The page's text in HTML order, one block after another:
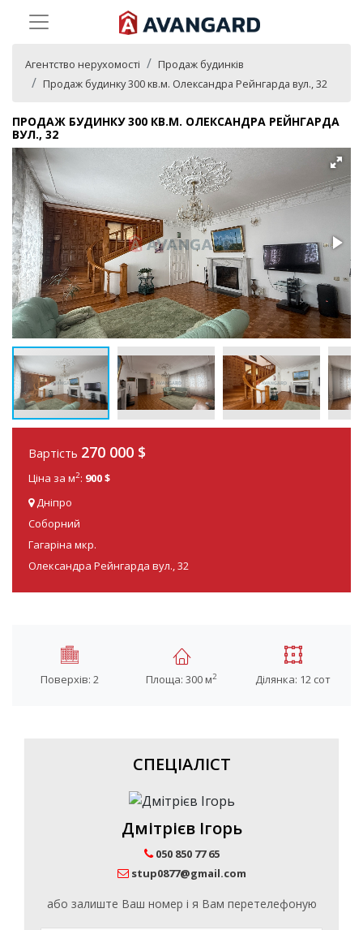
Агентство нерухомості
Продаж будинків
Продаж будинку 300 кв.м. Олександра Рейнгарда вул., 32
ПРОДАЖ БУДИНКУ 300 КВ.М. ОЛЕКСАНДРА РЕЙНГАРДА
ВУЛ., 32
Вартість 270 000 $
Ціна за м2: 900 $
Дніпро
Соборний
Гагаріна мкр.
Олександра Рейнгарда вул., 32
Поверхів: 2 Площа: 300 м2 Ділянка: 12 сот
СПЕЦІАЛІСТ
Дмітрієв Ігорь
050 850 77 65
stup0877@gmail.com
або залиште Ваш номер і я Вам перетелефоную